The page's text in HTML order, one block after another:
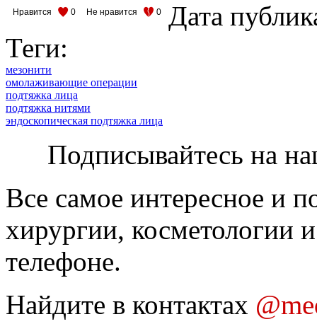
Нравится 0 Не нравится 0
Дата
Теги:
мезонити
омолаживающие операции
подтяжка лица
подтяжка нитями
эндоскопическая подтяжка лица
Подписывайтесь на
Все самое интересное и
хирургии, косметологии
телефоне.
Найдите в контактах